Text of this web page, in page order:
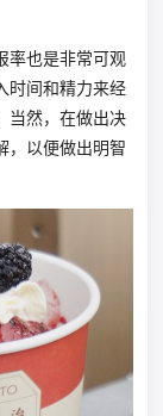
率也是非常可观
时间和精力来经
当然，在做出决
，以便做出明智